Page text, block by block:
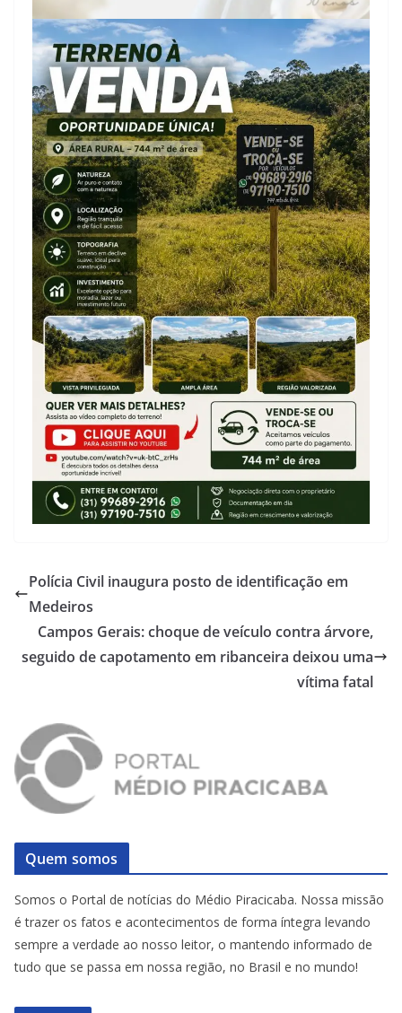
Polícia Civil inaugura posto de identificação em
Medeiros
Campos Gerais: choque de veículo contra árvore,
seguido de capotamento em ribanceira deixou uma
vítima fatal
Quem somos
Somos o Portal de notícias do Médio Piracicaba. Nossa missão
é trazer os fatos e acontecimentos de forma íntegra levando
sempre a verdade ao nosso leitor, o mantendo informado de
tudo que se passa em nossa região, no Brasil e no mundo!